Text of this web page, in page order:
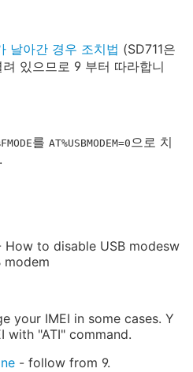
날아간 경우 조치법 (SD711은
있으므로 9 부터 따라합니
를 AT%USBMODEM=0으로 치
How to disable USB modesw
modem
your IMEI in some cases. Y
with "ATI" command.
- follow from 9.